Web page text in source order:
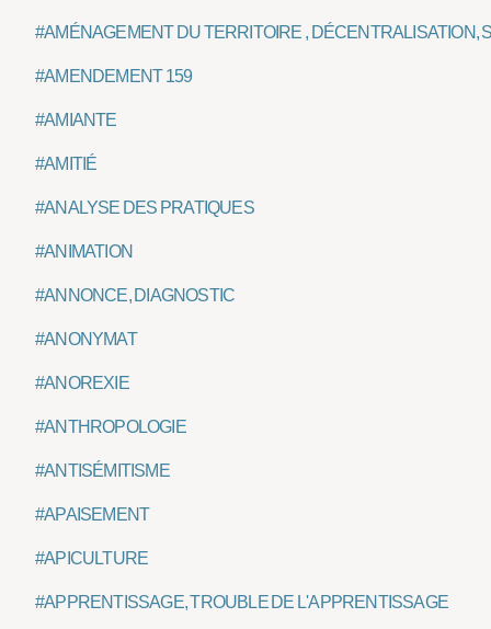
#AMÉNAGEMENT DU TERRITOIRE , DÉCENTRALISATION,
#AMENDEMENT 159
#AMIANTE
#AMITIÉ
#ANALYSE DES PRATIQUES
#ANIMATION
#ANNONCE, DIAGNOSTIC
#ANONYMAT
#ANOREXIE
#ANTHROPOLOGIE
#ANTISÉMITISME
#APAISEMENT
#APICULTURE
#APPRENTISSAGE, TROUBLE DE L'APPRENTISSAGE